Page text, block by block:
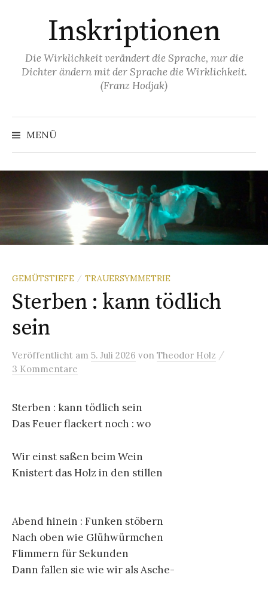
Inskriptionen
Die Wirklichkeit verändert die Sprache, nur die
Dichter ändern mit der Sprache die Wirklichkeit.
(Franz Hodjak)
MENÜ
GEMÜTSTIEFE / TRAUERSYMMETRIE
Sterben : kann tödlich
sein
Veröffentlicht am 5. Juli 2026 von Theodor Holz /
3 Kommentare
Sterben : kann tödlich sein
Das Feuer flackert noch : wo
Wir einst saßen beim Wein
Knistert das Holz in den stillen
Abend hinein : Funken stöbern
Nach oben wie Glühwürmchen
Flimmern für Sekunden
Dann fallen sie wie wir als Asche-